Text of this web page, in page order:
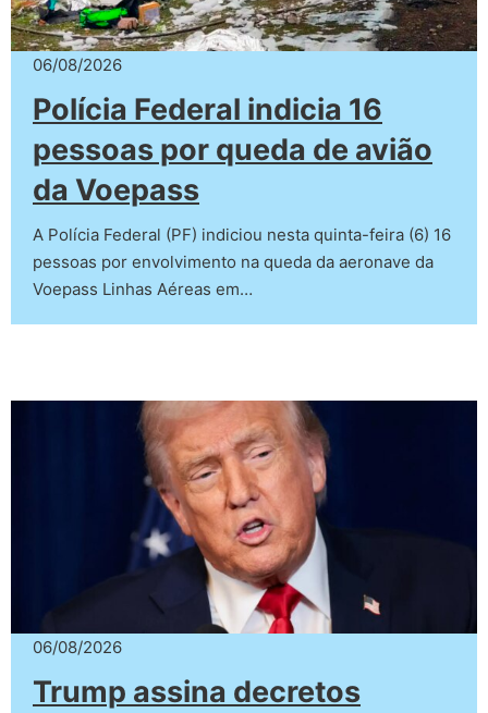
06/08/2026
Polícia Federal indicia 16
pessoas por queda de avião
da Voepass
A Polícia Federal (PF) indiciou nesta quinta-feira (6) 16
pessoas por envolvimento na queda da aeronave da
Voepass Linhas Aéreas em…
06/08/2026
Trump assina decretos